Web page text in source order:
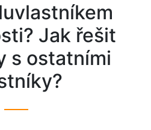
Jak řešit
s ostatními